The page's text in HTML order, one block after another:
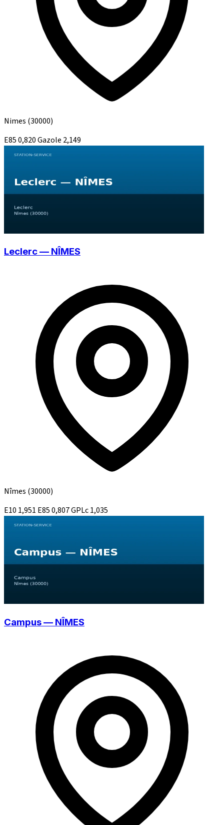
Nimes (30000)
E850,820Gazole 2,149
Leclerc — NÎMES
Nîmes (30000)
E10 1,951 E850,807GPLc1,035
Campus — NÎMES